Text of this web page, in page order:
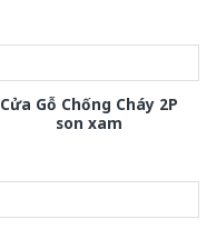
Cửa Gỗ Chống Cháy 2P
son xam